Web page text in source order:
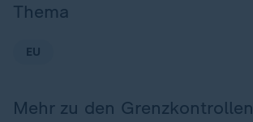
Thema
EU
Mehr zu den Grenzkontrollen